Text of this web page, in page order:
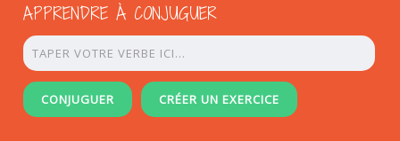
APPRENDRE À CONJUGUER
CONJUGUER CRÉER UN EXERCICE